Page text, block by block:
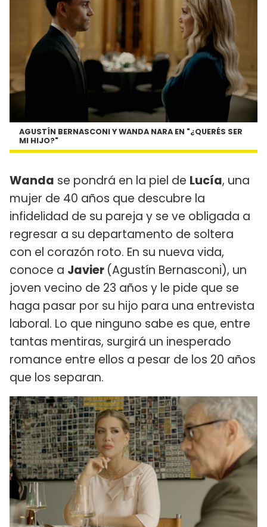
AGUSTÍN BERNASCONI Y WANDA NARA EN "¿QUERÉS SER
MI HIJO?"
Wanda se pondrá en la piel de Lucía, una
mujer de 40 años que descubre la
infidelidad de su pareja y se ve obligada a
regresar a su departamento de soltera
con el corazón roto. En su nueva vida,
conoce a Javier (Agustín Bernasconi), un
joven vecino de 23 años y le pide que se
haga pasar por su hijo para una entrevista
laboral. Lo que ninguno sabe es que, entre
tantas mentiras, surgirá un inesperado
romance entre ellos a pesar de los 20 años
que los separan.